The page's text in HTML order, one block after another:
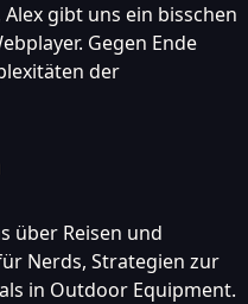
gibt uns ein bisschen
Gegen Ende
der
über Reisen und
Nerds, Strategien zur
in Outdoor Equipment.